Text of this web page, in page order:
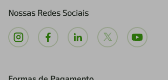
Nossas Redes Sociais